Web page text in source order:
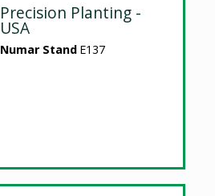
Precision Planting -
USA
Numar Stand E137